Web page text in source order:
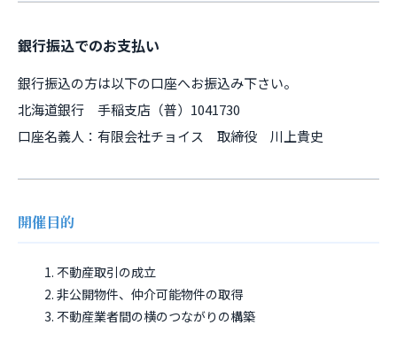
銀行振込でのお支払い
銀行振込の方は以下の口座へお振込み下さい。
北海道銀行 手稲支店（普）1041730
口座名義人：有限会社チョイス 取締役 川上貴史
開催目的
不動産取引の成立
非公開物件、仲介可能物件の取得
不動産業者間の横のつながりの構築